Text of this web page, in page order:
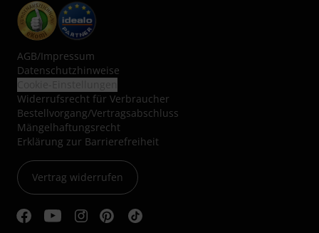
AGB/Impressum
Datenschutzhinweise
Widerrufsrecht für Verbraucher
Bestellvorgang/Vertragsabschluss
Mängelhaftungsrecht
Erklärung zur Barrierefreiheit
Vertrag widerrufen